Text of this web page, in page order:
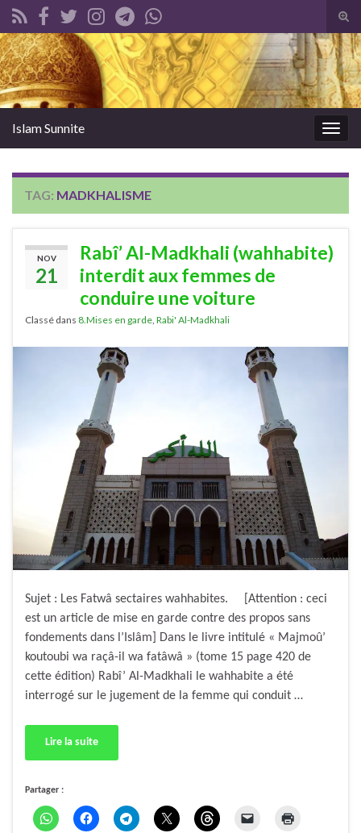
Search for:
Islam Sunnite
TAG: MADKHALISME
NOV
21
Rabî’ Al-Madkhali (wahhabite)
interdit aux femmes de
conduire une voiture
Classé dans 8.Mises en garde Rabi' Al-Madkhali
Sujet : Les Fatwâ sectaires wahhabites. [Attention : ceci
est un article de mise en garde contre des propos sans
fondements dans l’Islâm] Dans le livre intitulé « Majmoû’
koutoubi wa raçâ-il wa fatâwâ » (tome 15 page 420 de
cette édition) Rabî’ Al-Madkhali le wahhabite a été
interrogé sur le jugement de la femme qui conduit …
Lire la suite
Partager :